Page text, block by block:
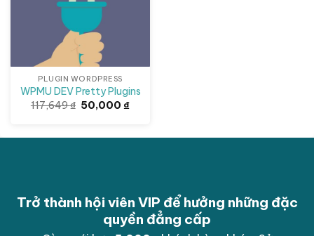
PLUGIN WORDPRESS
WPMU DEV Pretty Plugins
117,649₫ Giá
gốc
50,000₫Giá
Trở thành hội viên VIP để hưởng những đặc
quyền đẳng cấp